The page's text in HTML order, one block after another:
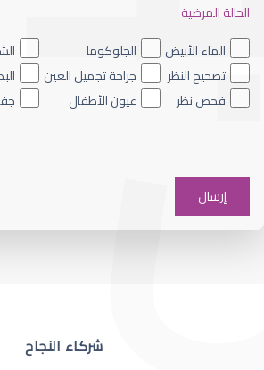
ضعف نظر العين اليسرى
ضعف نظر مفاجئ
الحالة المرضية
الماء الأبيض
الجلوكوما
تصحيح النظر
جراحة تجميل العين
فحص نظر
عيون الأطفال
شركاء النجاح